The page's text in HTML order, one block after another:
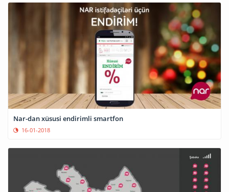
Nar-dan xüsusi endirimli smartfon
16-01-2018